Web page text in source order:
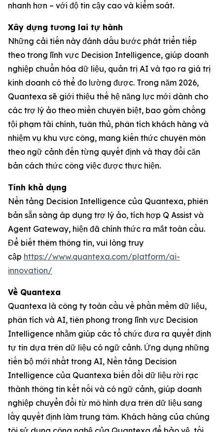
nhanh hơn – với độ tin cậy cao và kiểm soát.
Xây dựng tương lai tự hành
Những cải tiến này đánh dấu bước phát triển tiếp
theo trong lĩnh vực Decision Intelligence, giúp doanh
nghiệp chuẩn hóa dữ liệu, quản trị AI và tạo ra giá trị
kinh doanh có thể đo lường được. Trong năm 2026,
Quantexa sẽ giới thiệu thế hệ năng lực mới dành cho
các trợ lý ảo theo miền chuyên biệt, bao gồm chống
tội phạm tài chính, tuân thủ, phân tích khách hàng và
nhiệm vụ khu vực công, mang kiến thức chuyên môn
theo ngữ cảnh đến từng quyết định và thay đổi căn
bản cách thức công việc được thực hiện.
Tính khả dụng
Nền tảng Decision Intelligence của Quantexa, phiên
bản sẵn sàng áp dụng trợ lý ảo, tích hợp Q Assist và
Agent Gateway, hiện đã chính thức ra mắt toàn cầu.
Để biết thêm thông tin, vui lòng truy
cập https://www.quantexa.com/platform/ai-
innovation/
Về Quantexa
Quantexa là công ty toàn cầu về phần mềm dữ liệu,
phân tích và AI, tiên phong trong lĩnh vực Decision
Intelligence nhằm giúp các tổ chức đưa ra quyết định
tự tin dựa trên dữ liệu có ngữ cảnh. Ứng dụng những
tiến bộ mới nhất trong AI, Nền tảng Decision
Intelligence của Quantexa biến đổi dữ liệu rời rạc
thành thông tin kết nối và có ngữ cảnh, giúp doanh
nghiệp chuyển đổi từ mô hình dựa trên dữ liệu sang
lấy quyết định làm trung tâm. Khách hàng của chúng